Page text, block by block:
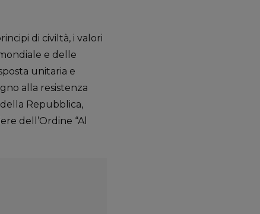
di civiltà, i valori
e delle
unitaria e
alla resistenza
Repubblica,
dell’Ordine “Al